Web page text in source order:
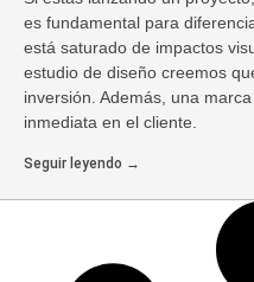
es fundamental para
está saturado de impactos
estudio de diseño creemos
inversión. Además, una
inmediata en el cliente.
Seguir leyendo →